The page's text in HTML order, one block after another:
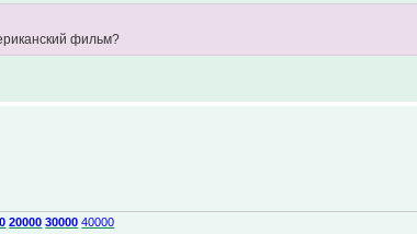
фильм?
20000 30000 40000